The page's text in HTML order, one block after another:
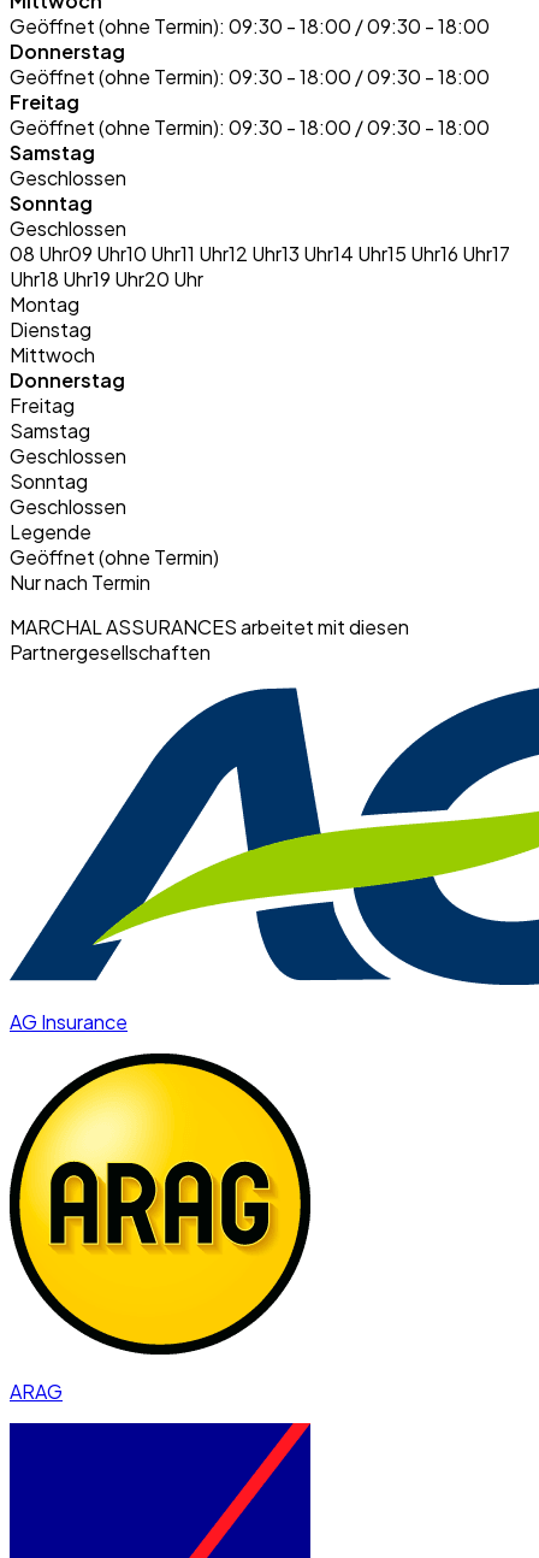
Geöffnet (ohne Termin): 09:30 - 18:00 / 09:30 - 18:00
Donnerstag
Geöffnet (ohne Termin): 09:30 - 18:00 / 09:30 - 18:00
Freitag
Geöffnet (ohne Termin): 09:30 - 18:00 / 09:30 - 18:00
Samstag
Geschlossen
Sonntag
Geschlossen
08 Uhr09 Uhr10 Uhr11 Uhr12 Uhr13 Uhr14 Uhr15 Uhr16 Uhr17
Uhr18 Uhr19 Uhr20 Uhr
Montag
Dienstag
Mittwoch
Donnerstag
Freitag
Samstag
Geschlossen
Sonntag
Geschlossen
Legende
Geöffnet (ohne Termin)
Nur nach Termin
MARCHAL ASSURANCES arbeitet mit diesen
Partnergesellschaften
AG Insurance
ARAG